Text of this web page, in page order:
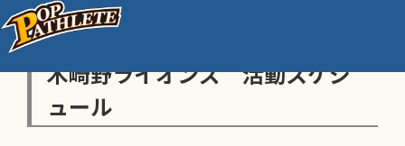
木崎野ライオンズ 活動スケジ
ュール